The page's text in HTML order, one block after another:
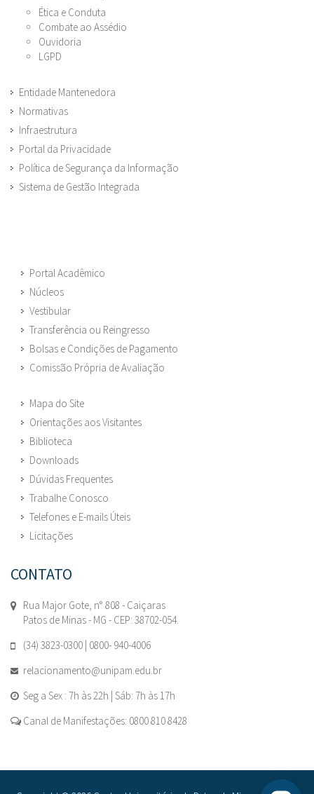
Ética e Conduta
Combate ao Assédio
Ouvidoria
LGPD
Entidade Mantenedora
Normativas
Infraestrutura
Portal da Privacidade
Política de Segurança da Informação
Sistema de Gestão Integrada
Portal Acadêmico
Núcleos
Vestibular
Transferência ou Reingresso
Bolsas e Condições de Pagamento
Comissão Própria de Avaliação
Mapa do Site
Orientações aos Visitantes
Biblioteca
Downloads
Dúvidas Frequentes
Trabalhe Conosco
Telefones e E-mails Úteis
Licitações
CONTATO
Rua Major Gote, n° 808 - Caiçaras
Patos de Minas - MG - CEP: 38702-054.
(34) 3823-0300 | 0800- 940-4006
relacionamento@unipam.edu.br
Seg a Sex : 7h às 22h | Sáb: 7h às 17h
Canal de Manifestações: 0800 810 8428